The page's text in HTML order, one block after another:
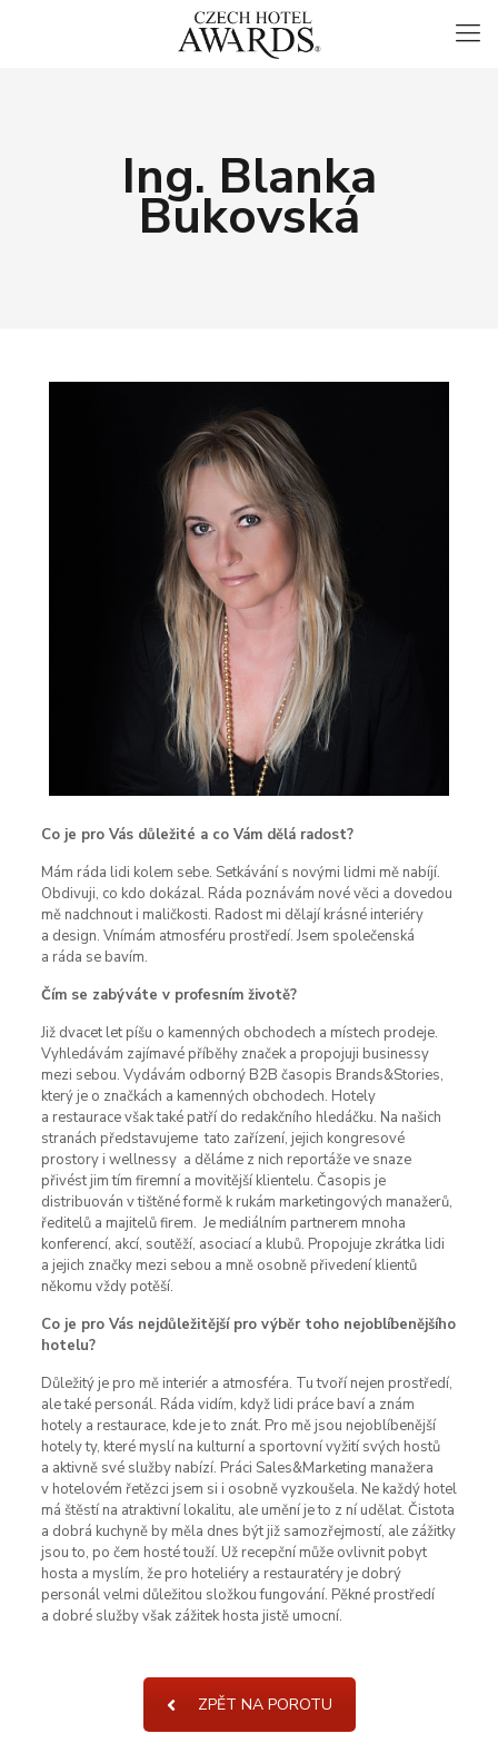
Ing. Blanka
Bukovská
Co je pro Vás důležité a co Vám dělá radost?
Mám ráda lidi kolem sebe. Setkávání s novými lidmi mě nabíjí.
Obdivuji, co kdo dokázal. Ráda poznávám nové věci a dovedou
mě nadchnout i maličkosti. Radost mi dělají krásné interiéry
a design. Vnímám atmosféru prostředí. Jsem společenská
a ráda se bavím.
Čím se zabýváte v profesním životě?
Již dvacet let píšu o kamenných obchodech a místech prodeje.
Vyhledávám zajímavé příběhy značek a propojuji businessy
mezi sebou. Vydávám odborný B2B časopis Brands&Stories,
který je o značkách a kamenných obchodech. Hotely
a restaurace však také patří do redakčního hledáčku. Na našich
stranách představujeme tato zařízení, jejich kongresové
prostory i wellnessy a děláme z nich reportáže ve snaze
přivést jim tím firemní a movitější klientelu. Časopis je
distribuován v tištěné formě k rukám marketingových manažerů,
ředitelů a majitelů firem. Je mediálním partnerem mnoha
konferencí, akcí, soutěží, asociací a klubů. Propojuje zkrátka lidi
a jejich značky mezi sebou a mně osobně přivedení klientů
někomu vždy potěší.
Co je pro Vás nejdůležitější pro výběr toho nejoblíbenějšího
hotelu?
Důležitý je pro mě interiér a atmosféra. Tu tvoří nejen prostředí,
ale také personál. Ráda vidím, když lidi práce baví a znám
hotely a restaurace, kde je to znát. Pro mě jsou nejoblíbenější
hotely ty, které myslí na kulturní a sportovní vyžití svých hostů
a aktivně své služby nabízí. Práci Sales&Marketing manažera
v hotelovém řetězci jsem si i osobně vyzkoušela. Ne každý hotel
má štěstí na atraktivní lokalitu, ale umění je to z ní udělat. Čistota
a dobrá kuchyně by měla dnes být již samozřejmostí, ale zážitky
jsou to, po čem hosté touží. Už recepční může ovlivnit pobyt
hosta a myslím, že pro hoteliéry a restauratéry je dobrý
personál velmi důležitou složkou fungování. Pěkné prostředí
a dobré služby však zážitek hosta jistě umocní.
ZPĚT NA POROTU